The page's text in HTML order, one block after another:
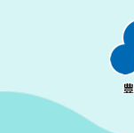
先
を